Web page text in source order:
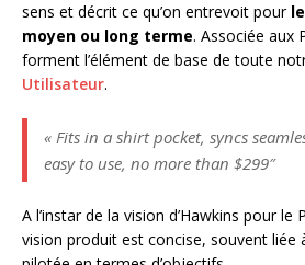
sens et décrit ce qu’on entrevoit pour
moyen ou long terme. Associée aux
forment l’élément de base de toute
Utilisateur.
« Fits in a shirt pocket, syncs
easy to use, no more than $299″
A l’instar de la vision d’Hawkins pour le
vision produit est concise, souvent liée